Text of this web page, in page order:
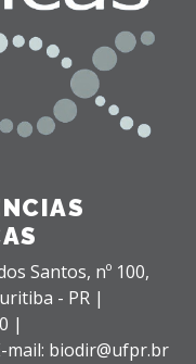
Santos, nº 100,
- PR |
|
mail: biodir@ufpr.br